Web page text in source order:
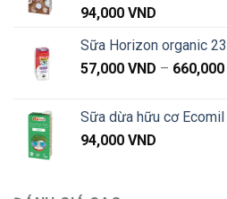
94,000 VND
Sữa Horizon organic
57,000 VND – 660,000
Sữa dừa hữu cơ
94,000 VND